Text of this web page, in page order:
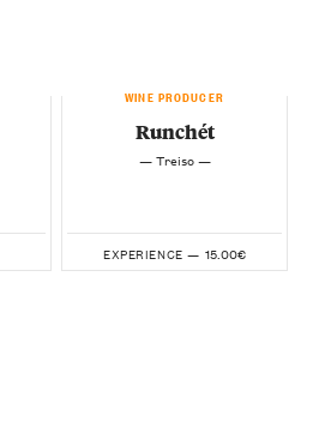
WINE PRODUCER
Runchét
— Treiso —
EXPERIENCE — 15.00€